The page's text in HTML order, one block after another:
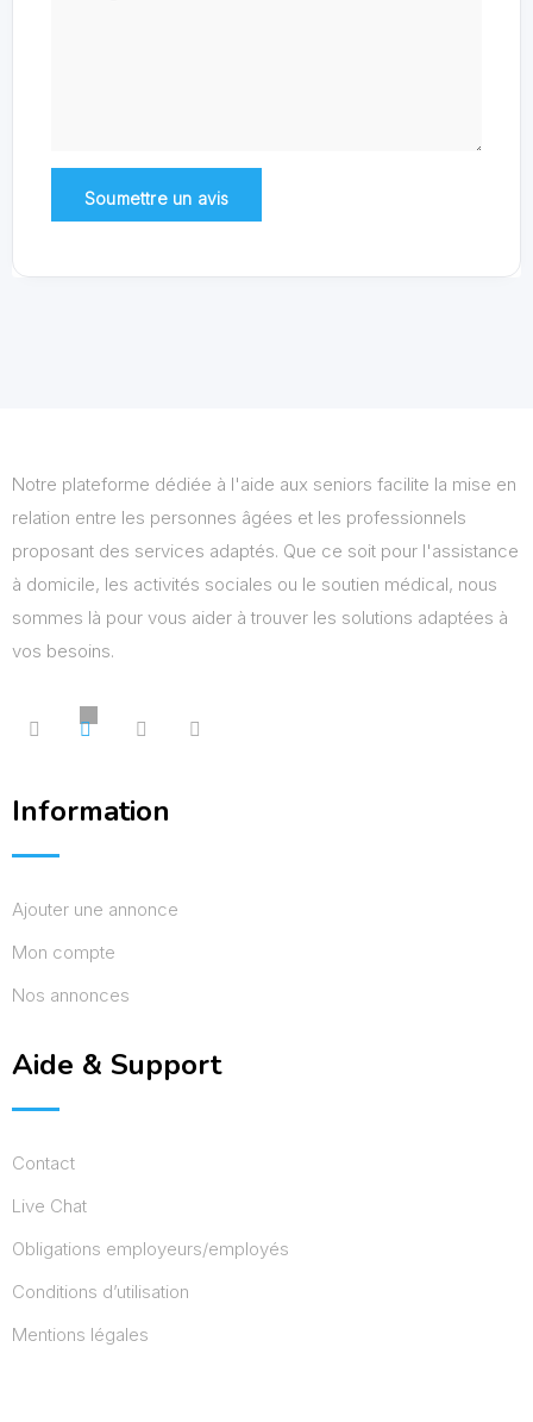
Notre plateforme dédiée à l'aide aux seniors facilite la mise en
relation entre les personnes âgées et les professionnels
proposant des services adaptés. Que ce soit pour l'assistance
à domicile, les activités sociales ou le soutien médical, nous
sommes là pour vous aider à trouver les solutions adaptées à
vos besoins.
Information
Ajouter une annonce
Mon compte
Nos annonces
Aide & Support
Contact
Live Chat
Obligations employeurs/employés
Conditions d’utilisation
Mentions légales